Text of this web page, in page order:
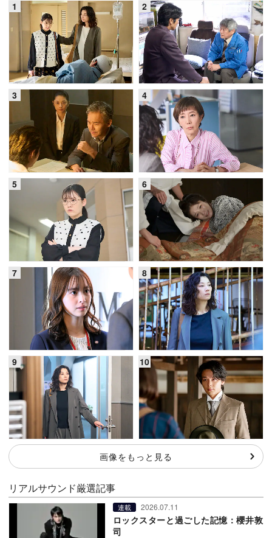
画像をもっと見る
リアルサウンド厳選記事
連載 2026.07.11
ロックスターと過ごした記憶：櫻井敦
司